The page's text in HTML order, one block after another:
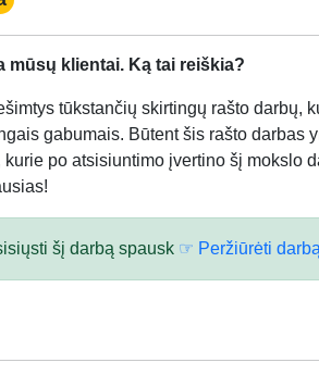
mūsų klientai. Ką tai reiškia?
tūkstančių skirtingų rašto darbų,
gabumais. Būtent šis rašto darbas
po atsisiuntimo įvertino šį mokslo
šį darbą spausk ☞ Peržiūrėti